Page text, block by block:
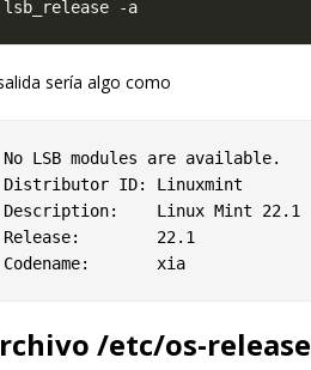
sería algo como
No LSB modules are available.
Distributor ID: Linuxmint
Description:    Linux Mint 22.1
Release:        22.1
/etc/os-release